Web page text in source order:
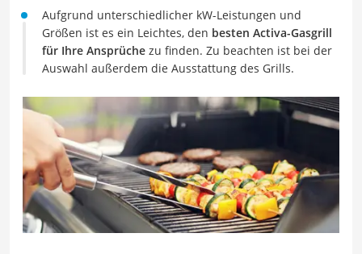
Aufgrund unterschiedlicher kW-Leistungen und
Größen ist es ein Leichtes, den besten Activa-Gasgrill
für Ihre Ansprüche zu finden. Zu beachten ist bei der
Auswahl außerdem die Ausstattung des Grills.